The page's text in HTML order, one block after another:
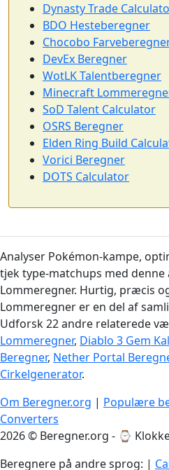
Dynasty Trade
BDO Hesteberegner
Chocobo
DevEx Beregner
WotLK Talentberegner
Minecraft
SoD Talent Calculator
OSRS Beregner
Elden Ring Build
Vorici Beregner
DOTS Calculator
Analyser Pokémon-kampe,
tjek type-matchups med denne
Lommeregner. Hurtig, præcis
Lommeregner er en del af
Udforsk 22 andre relaterede
Lommeregner, Diablo 3 Gem
Beregner, Nether Portal
Cirkelgenerator.
Om Beregner.org | Populære
Converters
2026 © Beregner.org - ⌚
Beregnere på andre sprog: |